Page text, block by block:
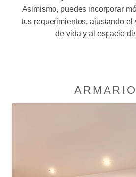
Asimismo, puedes incorporar
tus requerimientos, ajustando el
de vida y al espacio